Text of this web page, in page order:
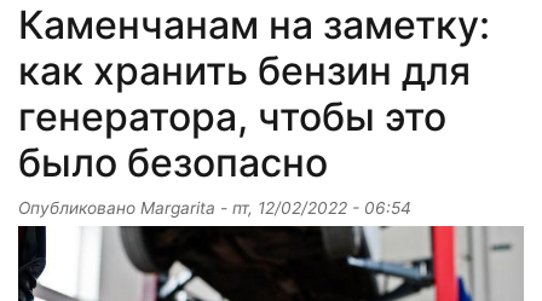
Каменчанам на заметку:
как хранить бензин для
генератора, чтобы это
было безопасно
Опубликовано Margarita - пт, 12/02/2022 - 06:54